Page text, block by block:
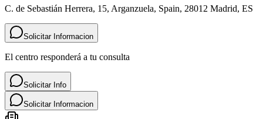
C. de Sebastián Herrera, 15, Arganzuela, Spain, 28012 Madrid, ES
Solicitar Informacion
El centro responderá a tu consulta
Solicitar Info
Solicitar Informacion